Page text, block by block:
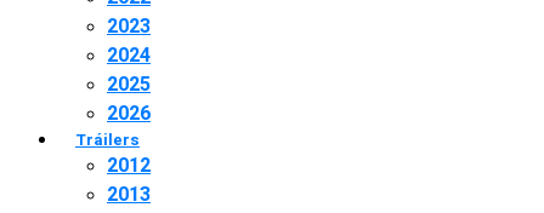
2023
2024
2025
2026
Tráilers
2012
2013